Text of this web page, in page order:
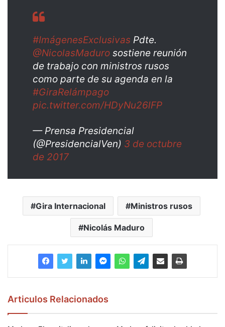
#ImágenesExclusivas Pdte.
@NicolasMaduro sostiene reunión
de trabajo con ministros rusos
como parte de su agenda en la
#GiraRelámpago
pic.twitter.com/HDyNu26lFP
— Prensa Presidencial
(@PresidencialVen) 3 de octubre
de 2017
Gira Internacional Ministros rusos
Nicolás Maduro
Articulos Relacionados